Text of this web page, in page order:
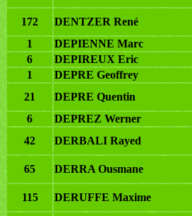
172 DENTZER René
1
DEPIENNE Marc
6
DEPIREUX Eric
1
DEPRE Geoffrey
21
DEPRE Quentin
6
DEPREZ Werner
42
DERBALI Rayed
65 DERRA Ousmane
115 DERUFFE Maxime